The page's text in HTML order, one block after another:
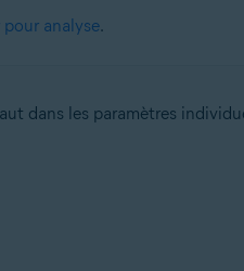
pour analyse.
dans les paramètres